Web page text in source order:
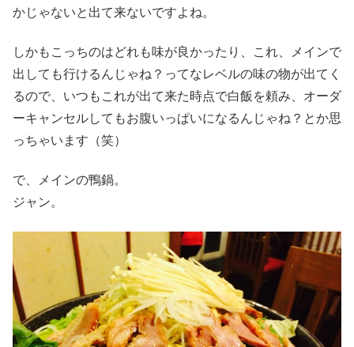
かじゃないと出て来ないですよね。
しかもこっちのはどれも味が良かったり、これ、メインで
出しても行けるんじゃね？ってなレベルの味の物が出てく
るので、いつもこれが出て来た時点で白飯を頼み、オーダ
ーキャンセルしてもお腹いっぱいになるんじゃね？とか思
っちゃいます（笑）
で、メインの鴨鍋。
ジャン。